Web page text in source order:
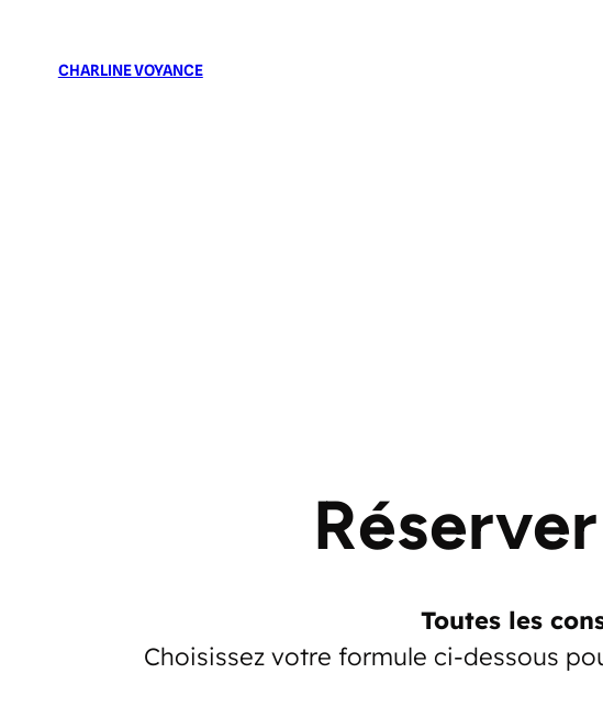
CHARLINE VOYANCE
Toutes les
Choisissez votre formule ci-dessous